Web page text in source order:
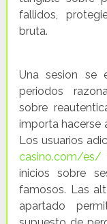
fallidos,
bruta.
Una sesion se
periodos
sobre
importa hacerse
Los usuarios
casino.com/es/
inicios sobre
famosos. Las
apartado